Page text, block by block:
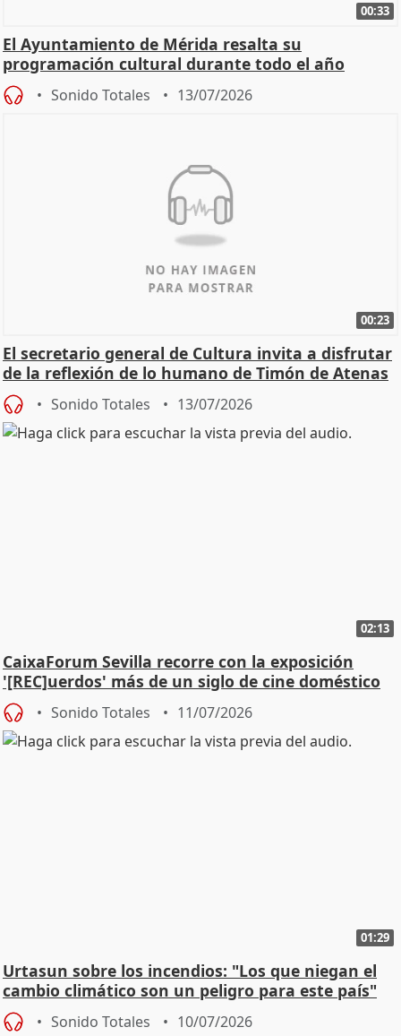
00:33
El Ayuntamiento de Mérida resalta su
programación cultural durante todo el año
Sonido Totales 13/07/2026
00:23
El secretario general de Cultura invita a disfrutar
de la reflexión de lo humano de Timón de Atenas
Sonido Totales 13/07/2026
02:13
CaixaForum Sevilla recorre con la exposición
'[REC]uerdos' más de un siglo de cine doméstico
Sonido Totales 11/07/2026
01:29
Urtasun sobre los incendios: "Los que niegan el
cambio climático son un peligro para este país"
Sonido Totales 10/07/2026